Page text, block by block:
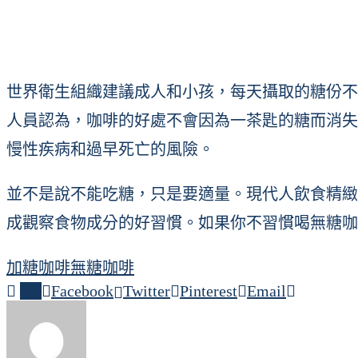
世界衛生組織建議成人和小孩，每天攝取的糖份
人員認為，咖啡的好處不會因為一茶匙的糖而消
慢性疾病和過早死亡的風險。
並不是說不能吃糖，只是要適量。現代人飲食精
成觀察食物成分的好習慣。如果你不習慣喝無糖
加糖咖啡無糖咖啡
Facebook Twitter Pinterest Email